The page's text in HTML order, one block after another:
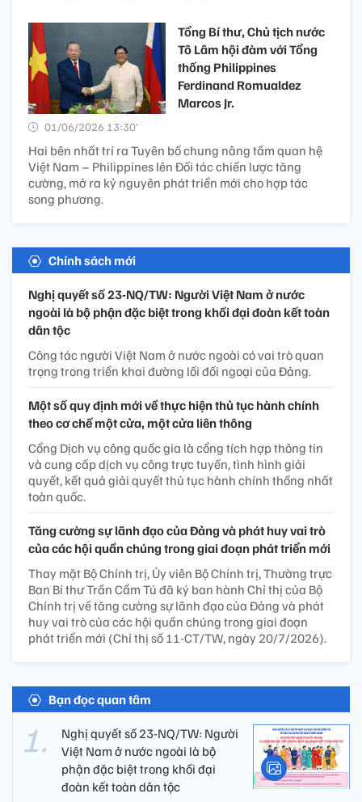
Tổng Bí thư, Chủ tịch nước
Tô Lâm hội đàm với Tổng
thống Philippines
Ferdinand Romualdez
Marcos Jr.
01/06/2026 13:30’
Hai bên nhất trí ra Tuyên bố chung nâng tầm quan hệ
Việt Nam – Philippines lên Đối tác chiến lược tăng
cường, mở ra kỷ nguyên phát triển mới cho hợp tác
song phương.
Chính sách mới
Nghị quyết số 23-NQ/TW: Người Việt Nam ở nước
ngoài là bộ phận đặc biệt trong khối đại đoàn kết toàn
dân tộc
Công tác người Việt Nam ở nước ngoài có vai trò quan
trọng trong triển khai đường lối đối ngoại của Đảng.
Một số quy định mới về thực hiện thủ tục hành chính
theo cơ chế một cửa, một cửa liên thông
Cổng Dịch vụ công quốc gia là cổng tích hợp thông tin
và cung cấp dịch vụ công trực tuyến, tình hình giải
quyết, kết quả giải quyết thủ tục hành chính thống nhất
toàn quốc.
Tăng cường sự lãnh đạo của Đảng và phát huy vai trò
của các hội quần chúng trong giai đoạn phát triển mới
Thay mặt Bộ Chính trị, Ủy viên Bộ Chính trị, Thường trực
Ban Bí thư Trần Cẩm Tú đã ký ban hành Chỉ thị của Bộ
Chính trị về tăng cường sự lãnh đạo của Đảng và phát
huy vai trò của các hội quần chúng trong giai đoạn
phát triển mới (Chỉ thị số 11-CT/TW, ngày 20/7/2026).
Bạn đọc quan tâm
Nghị quyết số 23-NQ/TW: Người
Việt Nam ở nước ngoài là bộ
phận đặc biệt trong khối đại
đoàn kết toàn dân tộc